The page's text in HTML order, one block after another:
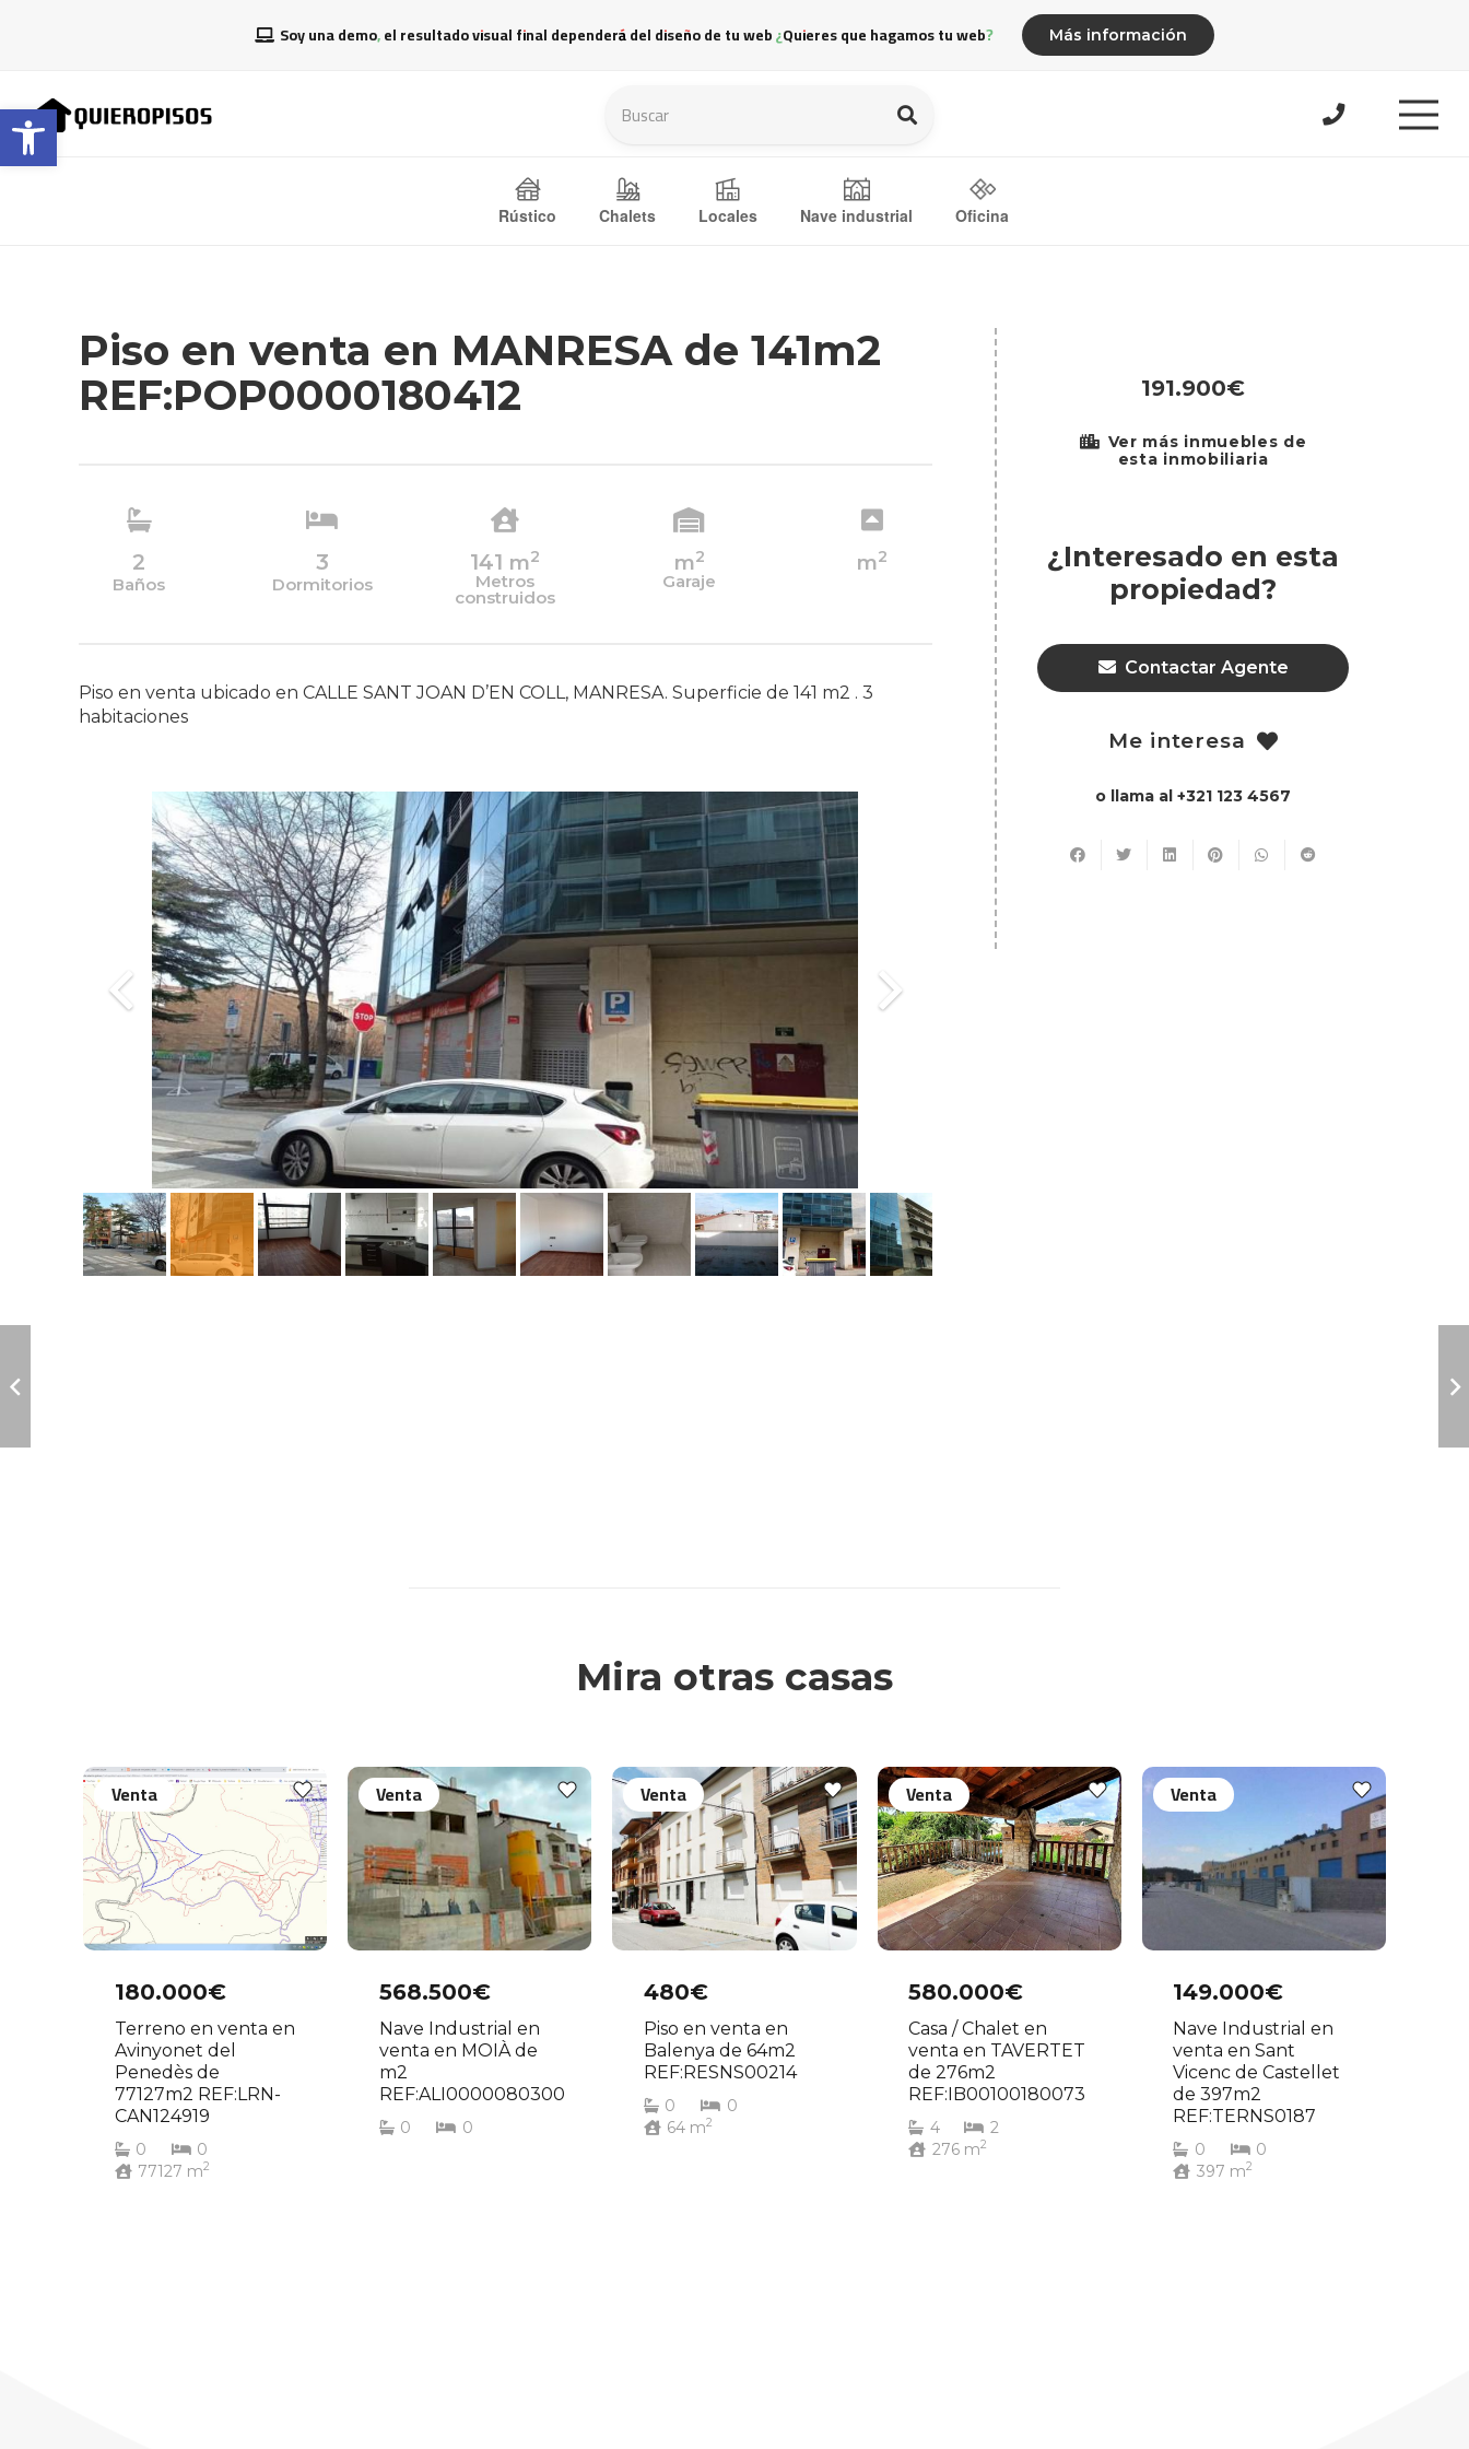
Abrir barra de herramientas
Soy una demo, el resultado visual final dependerá del diseño de tu web ¿Quieres que hagamos tu web? Más información
Rústico Chalets Locales Nave industrial Oficina
Piso en venta en MANRESA de 141m2
REF:POP0000180412
2
Baños
3
Dormitorios
141 m2
Metros
construidos
m2
Garaje
m2
Piso en venta ubicado en CALLE SANT JOAN D’EN COLL, MANRESA. Superficie de 141 m2 . 3
habitaciones
191.900€
Ver más inmuebles de
esta inmobiliaria
¿Interesado en esta
propiedad?
Contactar Agente
Me interesa
o llama al +321 123 4567
Mira otras casas
180.000€
Terreno en venta en
Avinyonet del
Penedès de
77127m2 REF:LRN-
CAN124919
0
0
77127 m2
Venta
568.500€
Nave Industrial en
venta en MOIÀ de
m2
REF:ALI0000080300
0 0
Venta
480€
Piso en venta en
Balenya de 64m2
REF:RESNS00214
0
0
64 m2
Venta
580.000€
Casa / Chalet en
venta en TAVERTET
de 276m2
REF:IB00100180073
4
2
276m2
Venta
149.000€
Nave Industrial en
venta en Sant
Vicenc de Castellet
de 397m2
REF:TERNS0187
0
0
397 m2
Venta